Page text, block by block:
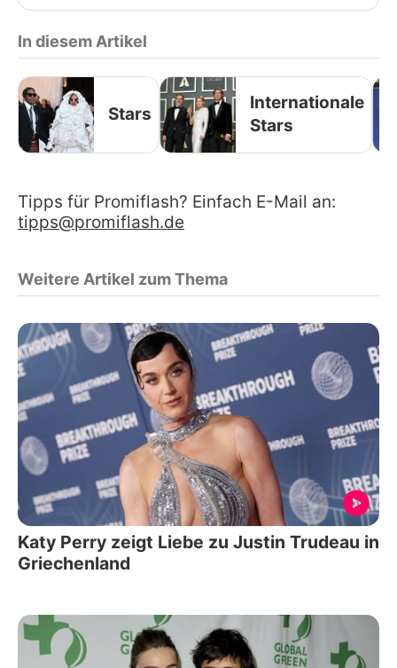
In diesem Artikel
Stars
Internationale
Stars
Tipps für Promiflash? Einfach E-Mail an:
tipps@promiflash.de
Weitere Artikel zum Thema
Katy Perry zeigt Liebe zu Justin Trudeau in
Griechenland